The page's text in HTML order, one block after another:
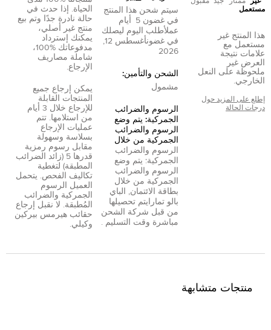
مستعمل
هذا المنتج غير
مستعمل مع
علامات نتيجة
العرض غير
ملحوظة على النعل
الخارجي.
إطلع على المزيد حول
درجات الحالة
سيتم شحن هذا المنتج
في غضون 5
أيام
عملأطلب اليوم ليصلك
في غضون
أغسطس 12,
2026
الشحن والتأمين:
مشمول
الرسوم والضرائب
الجمركية: يتم وضع
الرسوم والضرائب
الجمركية من خلال
الرسوم والضرائب
الجمركية: يتم وضع
الرسوم والضرائب
الجمركية من خلال
بطاقة الائتمان,
الباي
بالو تمارا يتم تحصيلها
من قبل شركة الشحن
مباشرة وقت التسليم .
الحياة. إذا حدث في
حالة نادرة جدًا وتم بيع
منتج غير أصلي،
يمكنك إسترداد
مدفوعاتك %100،
شاملة مصاريف
الإرجاع.
يمكن إرجاع جميع
المنتجات القابلة
للإرجاع خلال 3 أيام
من استلامها. تتم
عمليات الإرجاع
بسلاسة وسهولة
مقابل رسوم رمزية
قدرها 5 (زائد الضرائب
المطبقة) لتغطية
تكاليف الفحص. يتحمل
العميل الرسوم
الجمركية والضرائب
المُطبقة. لا نقبل إرجاع
حقائب هيرمس بيركين
وكيلي.
منتجات متشابهة